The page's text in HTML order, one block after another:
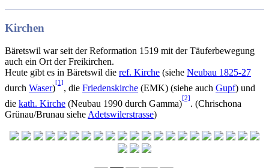
Kirchen
Bäretswil war seit der Reformation 1519 mit der Täuferbewegung
auch ein Ort der Freikirchen.
Heute gibt es in Bäretswil die ref. Kirche (siehe Neubau 1825-27
durch Waser)
[1]
, die Friedenskirche (EMK) (siehe auch Gupf) und
die kath. Kirche (Neubau 1990 durch Gamma)
[2]
. (Chrischona
Grünau/Brunau siehe Adetswilerstrasse)
… … …